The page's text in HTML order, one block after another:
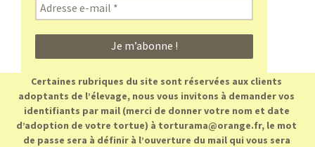
e-
mail
Certaines rubriques du site sont réservées aux clients
adoptants de l’élevage, nous vous invitons à demander vos
identifiants par mail (merci de donner votre nom et date
d’adoption de votre tortue) à torturama@orange.fr, le mot
de passe sera à définir à l’ouverture du mail qui vous sera